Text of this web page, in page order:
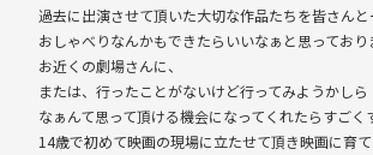
過去に出演させて頂いた大切な作品たちを皆さんと
おしゃべりなんかもできたらいいなぁと思っており
お近くの劇場さんに、
または、行ったことがないけど行ってみようかしら
なぁんて思って頂ける機会になってくれたらすごく
14歳で初めて映画の現場に立たせて頂き映画に育